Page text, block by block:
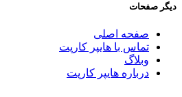
دیگر صفحات
صفحه اصلی
تماس با هایپر کارپت
وبلاگ
درباره هایپر کارپت